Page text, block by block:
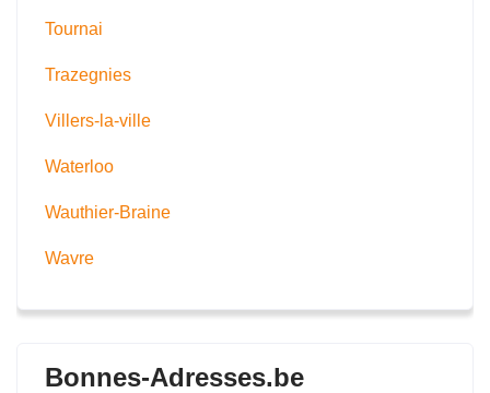
Tournai
Trazegnies
Villers-la-ville
Waterloo
Wauthier-Braine
Wavre
Bonnes-Adresses.be